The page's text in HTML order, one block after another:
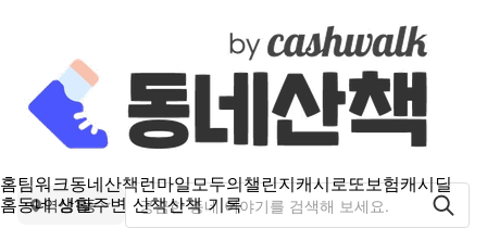
홈팀워크동네산책런마일모두의챌린지캐시로또보험캐시딜
홈동네 생활주변 산책산책 기록
역삼1동